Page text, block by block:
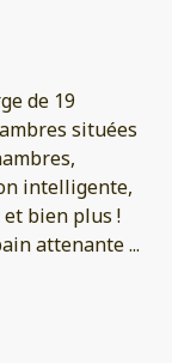
de 19
situées
intelligente,
et bien plus !
attenante...